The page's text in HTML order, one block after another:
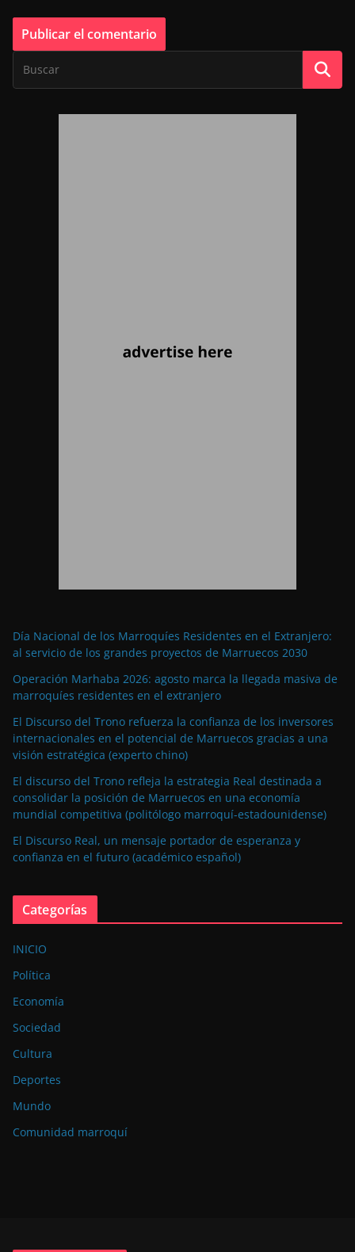
Día Nacional de los Marroquíes Residentes en el Extranjero:
al servicio de los grandes proyectos de Marruecos 2030
Operación Marhaba 2026: agosto marca la llegada masiva de
marroquíes residentes en el extranjero
El Discurso del Trono refuerza la confianza de los inversores
internacionales en el potencial de Marruecos gracias a una
visión estratégica (experto chino)
El discurso del Trono refleja la estrategia Real destinada a
consolidar la posición de Marruecos en una economía
mundial competitiva (politólogo marroquí-estadounidense)
El Discurso Real, un mensaje portador de esperanza y
confianza en el futuro (académico español)
Categorías
INICIO
Política
Economía
Sociedad
Cultura
Deportes
Mundo
Comunidad marroquí